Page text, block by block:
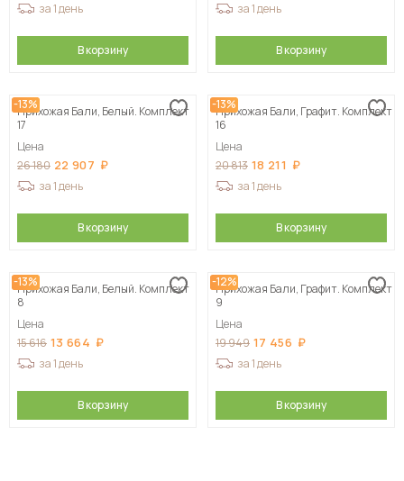
за 1 день
В корзину
за 1 день
В корзину
-13%
Прихожая Бали, Белый. Комплект
17
Цена
26 180 22 907
за 1 день
В корзину
-13%
Прихожая Бали, Графит. Комплект
16
Цена
20 813 18 211
за 1 день
В корзину
-13%
Прихожая Бали, Белый. Комплект
8
Цена
15 616 13 664
за 1 день
В корзину
-12%
Прихожая Бали, Графит. Комплект
9
Цена
19 949 17 456
за 1 день
В корзину